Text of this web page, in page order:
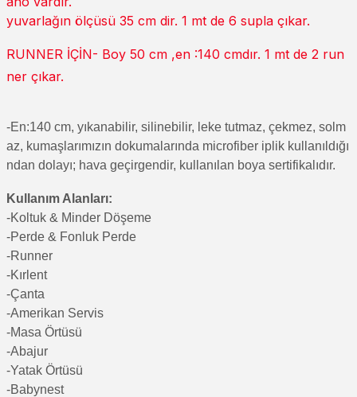
yuvarlağın ölçüsü 35 cm dir. 1 mt de 6 supla çıkar.
RUNNER İÇİN- Boy 50 cm ,en :140 cmdır. 1 mt de 2 run
ner çıkar.
-En:140 cm, yıkanabilir, silinebilir, leke tutmaz, çekmez, solm
az, kumaşlarımızın dokumalarında microfiber iplik kullanıldığı
ndan dolayı; hava geçirgendir, kullanılan boya sertifikalıdır.
Kullanım Alanları:
-Koltuk & Minder Döşeme
-Perde & Fonluk Perde
-Runner
-Kırlent
-Çanta
-Amerikan Servis
-Masa Örtüsü
-Abajur
-Yatak Örtüsü
-Babynest